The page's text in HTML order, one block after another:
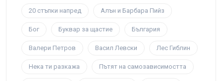
20 стъпки напред Алън и Барбара Пийз
Бог Буквар за щастие България
Валери Петров Васил Левски Лес Гиблин
Нека ти разкажа Пътят на самозависимостта